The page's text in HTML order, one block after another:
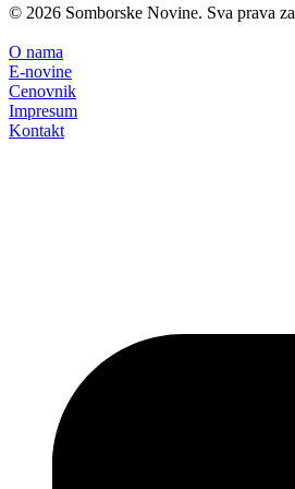
© 2026 Somborske Novine. Sva prava
O nama
E-novine
Cenovnik
Impresum
Kontakt